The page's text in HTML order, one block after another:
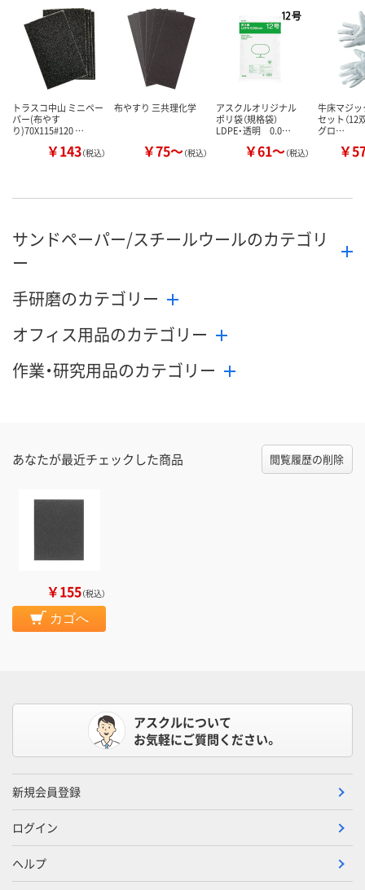
ません
カゴへ カ
トラスコ中山 ミニペー
パー(布やす
り)70X115#120 …
￥143（税込）
布やすり 三共理化学
￥75～（税込）
アスクルオリジナル
ポリ袋（規格袋）
LDPE・透明 0.0…
￥61～（税込）
牛床マジ
セット（12
グロ…
￥
サンドペーパー/スチールウールのカテゴリ
ー
手研磨のカテゴリー
オフィス用品のカテゴリー
作業・研究用品のカテゴリー
あなたが最近チェックした商品 閲覧履歴の削除
￥155（税込）
カゴへ
アスクルについて
お気軽にご質問ください。
新規会員登録
ログイン
ヘルプ